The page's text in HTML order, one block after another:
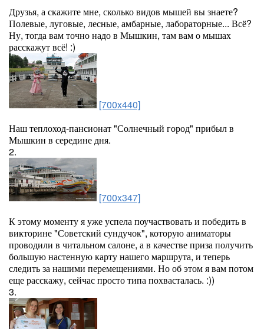
Друзья, а скажите мне, сколько видов мышей вы знаете?
Полевые, луговые, лесные, амбарные, лабораторные... Всё?
Ну, тогда вам точно надо в Мышкин, там вам о мышах
расскажут всё! :)
[700x440]
Наш теплоход-пансионат "Солнечный город" прибыл в
Мышкин в середине дня.
2.
[700x347]
К этому моменту я уже успела поучаствовать и победить в
викторине "Советский сундучок", которую аниматоры
проводили в читальном салоне, а в качестве приза получить
большую настенную карту нашего маршрута, и теперь
следить за нашими перемещениями. Но об этом я вам потом
еще расскажу, сейчас просто типа похвасталась. :))
3.